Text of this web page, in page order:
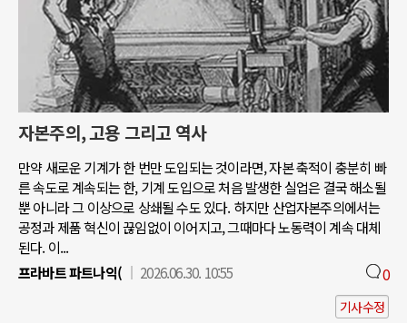
자본주의, 고용 그리고 역사
만약 새로운 기계가 한 번만 도입되는 것이라면, 자본 축적이 충분히 빠
른 속도로 계속되는 한, 기계 도입으로 처음 발생한 실업은 결국 해소될
뿐 아니라 그 이상으로 상쇄될 수도 있다. 하지만 산업자본주의에서는
공정과 제품 혁신이 끊임없이 이어지고, 그때마다 노동력이 계속 대체
된다. 이...
프라바트 파트나익(
2026.06.30. 10:55 0
기사수정